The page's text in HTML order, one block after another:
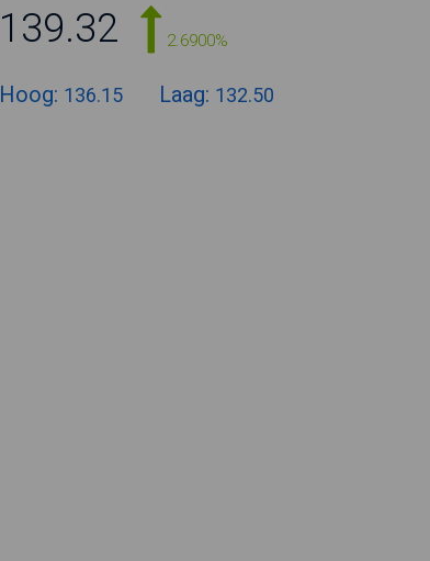
139.32 2.6900%
Hoog: 136.15 Laag: 132.50